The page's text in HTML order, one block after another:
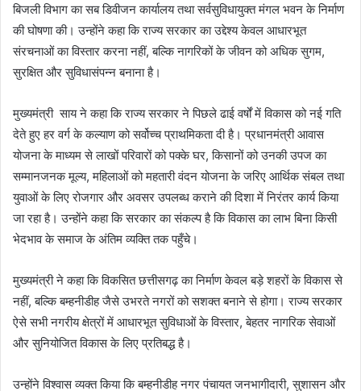
बिजली विभाग का सब डिवीजन कार्यालय तथा सर्वसुविधायुक्त मंगल भवन के निर्माण
की घोषणा की। उन्होंने कहा कि राज्य सरकार का उद्देश्य केवल आधारभूत
संरचनाओं का विस्तार करना नहीं, बल्कि नागरिकों के जीवन को अधिक सुगम,
सुरक्षित और सुविधासंपन्न बनाना है।
मुख्यमंत्री साय ने कहा कि राज्य सरकार ने पिछले ढाई वर्षों में विकास को नई गति
देते हुए हर वर्ग के कल्याण को सर्वोच्च प्राथमिकता दी है। प्रधानमंत्री आवास
योजना के माध्यम से लाखों परिवारों को पक्के घर, किसानों को उनकी उपज का
सम्मानजनक मूल्य, महिलाओं को महतारी वंदन योजना के जरिए आर्थिक संबल तथा
युवाओं के लिए रोजगार और अवसर उपलब्ध कराने की दिशा में निरंतर कार्य किया
जा रहा है। उन्होंने कहा कि सरकार का संकल्प है कि विकास का लाभ बिना किसी
भेदभाव के समाज के अंतिम व्यक्ति तक पहुँचे।
मुख्यमंत्री ने कहा कि विकसित छत्तीसगढ़ का निर्माण केवल बड़े शहरों के विकास से
नहीं, बल्कि बम्हनीडीह जैसे उभरते नगरों को सशक्त बनाने से होगा। राज्य सरकार
ऐसे सभी नगरीय क्षेत्रों में आधारभूत सुविधाओं के विस्तार, बेहतर नागरिक सेवाओं
और सुनियोजित विकास के लिए प्रतिबद्ध है।
उन्होंने विश्वास व्यक्त किया कि बम्हनीडीह नगर पंचायत जनभागीदारी, सुशासन और